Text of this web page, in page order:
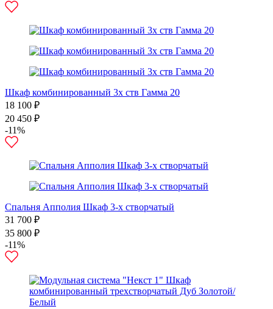
Шкаф комбинированный 3х ств Гамма 20
18 100 ₽
20 450 ₽
-11%
Спальня Апполия Шкаф 3-х створчатый
31 700 ₽
35 800 ₽
-11%